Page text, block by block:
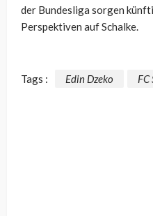
der Bundesliga sorgen
Perspektiven auf Schalke.
Tags : Edin Dzeko FC